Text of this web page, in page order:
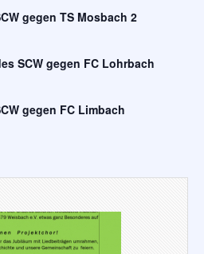
gegen TS Mosbach 2
SCW gegen FC Lohrbach
gegen FC Limbach